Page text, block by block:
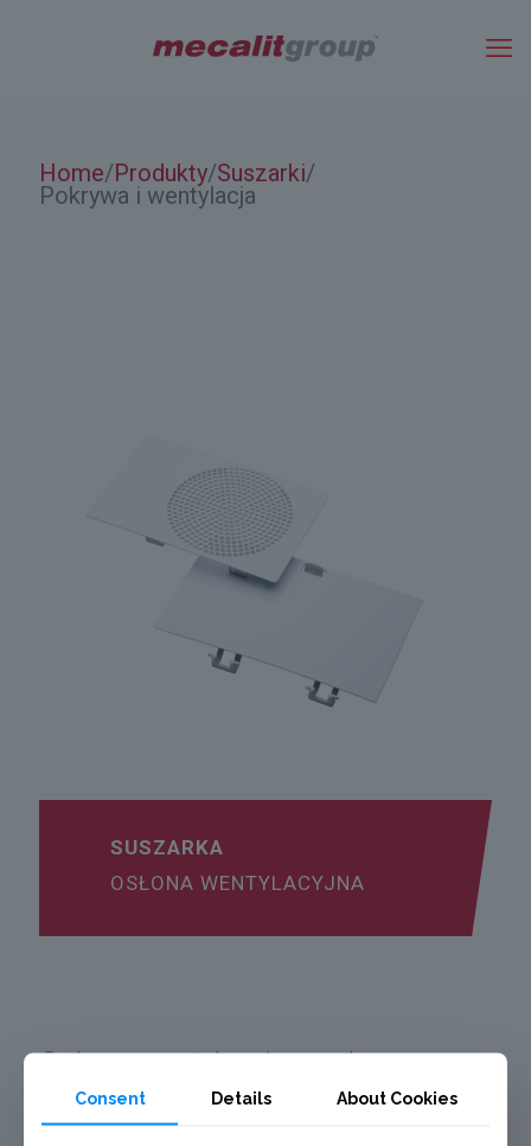
Home/Produkty/Suszarki/
Pokrywa i wentylacja
SUSZARKA
OSŁONA WENTYLACYJNA
Osłona wentylacyjna wykonana z
tworzywa ABS.
Consent Details About Cookies